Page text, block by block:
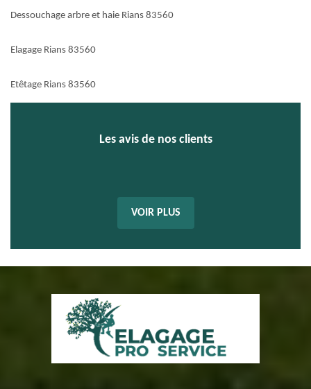
Dessouchage arbre et haie Rians 83560
Elagage Rians 83560
Etêtage Rians 83560
Les avis de nos clients
VOIR PLUS